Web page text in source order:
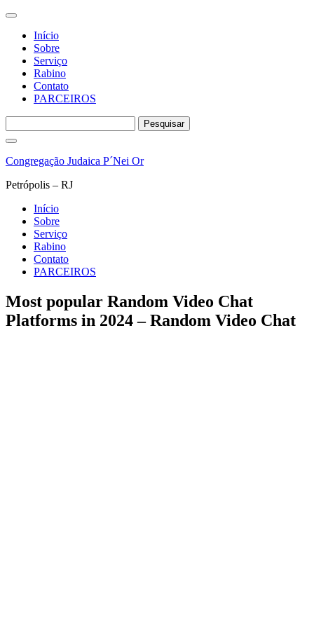
Início
Sobre
Serviço
Rabino
Contato
PARCEIROS
por:
Pular
o
Congregação Judaica P´Nei Or
Petrópolis – RJ
Início
Sobre
Serviço
Rabino
Contato
PARCEIROS
Most popular Random Video Chat
Platforms in 2024 – Random Video Chat